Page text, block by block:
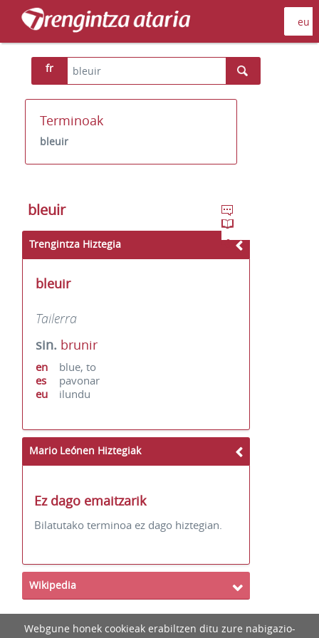
fr
Terminoak
bleuir
bleuir
Trengintza Hiztegia
bleuir
Tailerra
sin. brunir
en
blue, to
es
pavonar
eu
ilundu
Mario Leónen Hiztegiak
Ez dago emaitzarik
Bilatutako terminoa ez dago hiztegian.
Wikipedia
Webgune honek cookieak erabiltzen ditu zure nabigazio-